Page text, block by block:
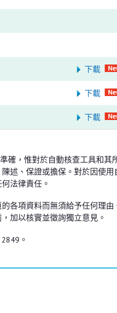
下載
下載
下載
確，惟對於自動核查工具和其
述、保證或擔保。對於因使用
法律責任。
各項資料而無須給予任何理由
加以核實並徵詢獨立意見。
。